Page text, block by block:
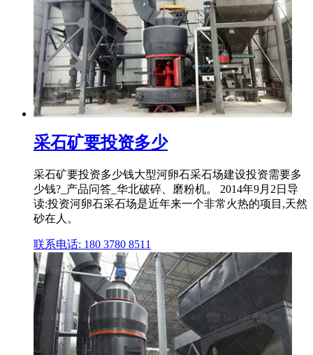
采石矿要投资多少
采石矿要投资多少钱大型河卵石采石场建设投资需要多
少钱?_产品问答_华北破碎、磨粉机。 2014年9月2日导
读:投资河卵石采石场是近年来一个非常火热的项目,天然
砂在人。
联系电话: 180 3780 8511